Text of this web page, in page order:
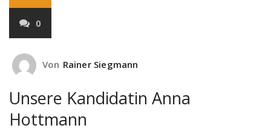
0
Von Rainer Siegmann
Unsere Kandidatin Anna
Hottmann